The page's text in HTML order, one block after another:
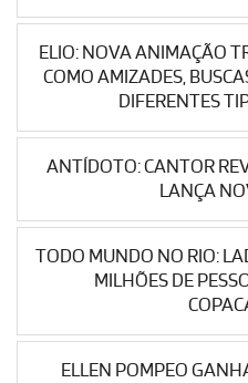
ELIO: NOVA ANIMAÇÃO
COMO AMIZADES,
DIFERENTES
ANTÍDOTO: CANTOR
LANÇA
TODO MUNDO NO RIO:
MILHÕES DE
ELLEN POMPEO